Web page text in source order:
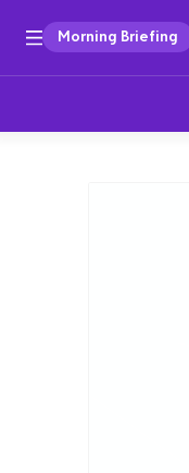
Morning Briefing